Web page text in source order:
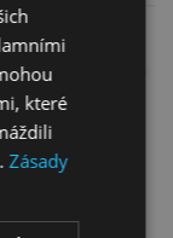
STAR 03
které
Zásady